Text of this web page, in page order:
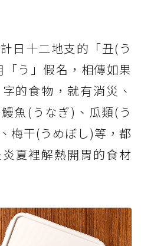
日十二地支的「丑(う
う」假名，相傳如果
的食物，就有消災、
魚(うなぎ)、瓜類(う
梅干(うめぼし)等，都
夏裡解熱開胃的食材